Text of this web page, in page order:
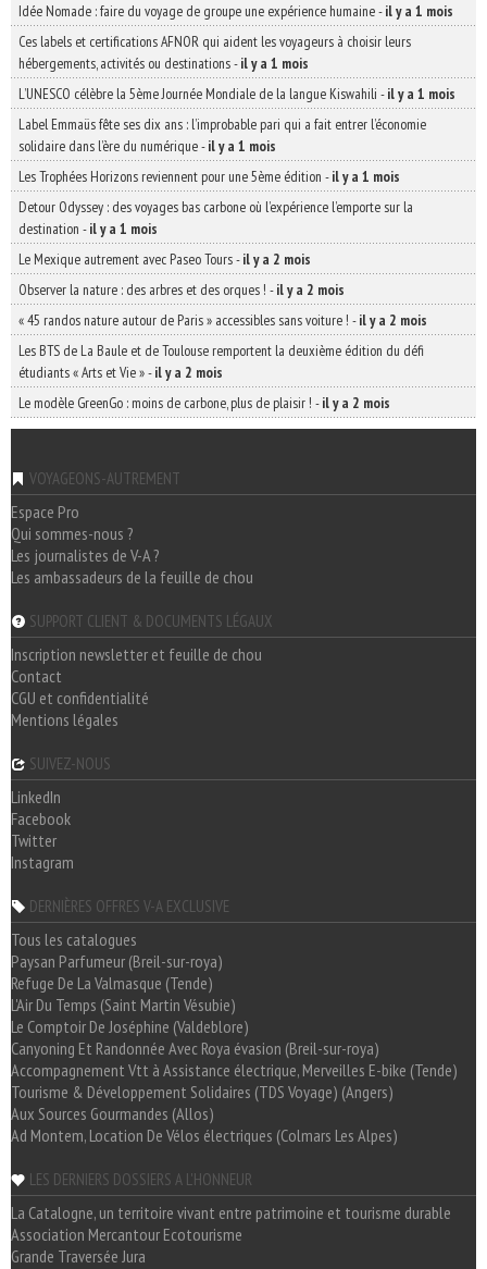
Idée Nomade : faire du voyage de groupe une expérience humaine-il y a 1 mois
Ces labels et certifications AFNOR qui aident les voyageurs à choisir leurs
hébergements, activités ou destinations-il y a 1 mois
L’UNESCO célèbre la 5ème Journée Mondiale de la langue Kiswahili -il y a 1 mois
Label Emmaüs fête ses dix ans : l’improbable pari qui a fait entrer l’économie
solidaire dans l’ère du numérique-il y a 1 mois
Les Trophées Horizons reviennent pour une 5ème édition -il y a 1 mois
Detour Odyssey : des voyages bas carbone où l’expérience l’emporte sur la
destination -il y a 1 mois
Le Mexique autrement avec Paseo Tours-il y a 2 mois
Observer la nature : des arbres et des orques ! -il y a 2 mois
« 45 randos nature autour de Paris » accessibles sans voiture ! -il y a 2 mois
Les BTS de La Baule et de Toulouse remportent la deuxième édition du défi
étudiants « Arts et Vie »-il y a 2 mois
Le modèle GreenGo : moins de carbone, plus de plaisir ! -il y a 2 mois
VOYAGEONS-AUTREMENT
Espace Pro
Qui sommes-nous ?
Les journalistes de V-A ?
Les ambassadeurs de la feuille de chou
SUPPORT CLIENT & DOCUMENTS LÉGAUX
Inscription newsletter et feuille de chou
Contact
CGU et confidentialité
Mentions légales
SUIVEZ-NOUS
LinkedIn
Facebook
Twitter
Instagram
DERNIÈRES OFFRES V-A EXCLUSIVE
Tous les catalogues
Paysan Parfumeur (Breil-sur-roya)
Refuge De La Valmasque (Tende)
L'Air Du Temps (Saint Martin Vésubie)
Le Comptoir De Joséphine (Valdeblore)
Canyoning Et Randonnée Avec Roya évasion (Breil-sur-roya)
Accompagnement Vtt à Assistance électrique, Merveilles E-bike (Tende)
Tourisme & Développement Solidaires (TDS Voyage) (Angers)
Aux Sources Gourmandes (Allos)
Ad Montem, Location De Vélos électriques (Colmars Les Alpes)
LES DERNIERS DOSSIERS A L'HONNEUR
La Catalogne, un territoire vivant entre patrimoine et tourisme durable
Association Mercantour Ecotourisme
Grande Traversée Jura